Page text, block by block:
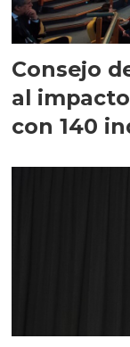
Consejo
al
con 140